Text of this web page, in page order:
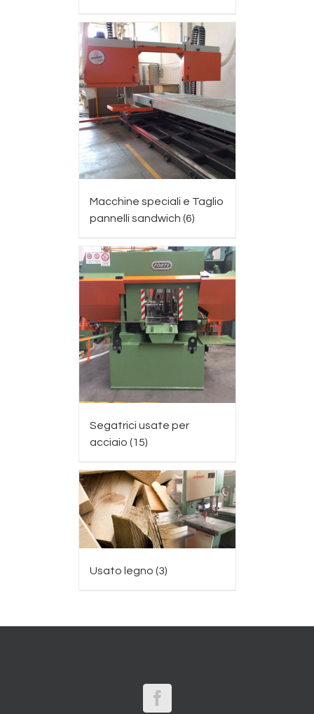
Macchine speciali e Taglio
pannelli sandwich (6)
Segatrici usate per
acciaio (15)
Usato legno (3)